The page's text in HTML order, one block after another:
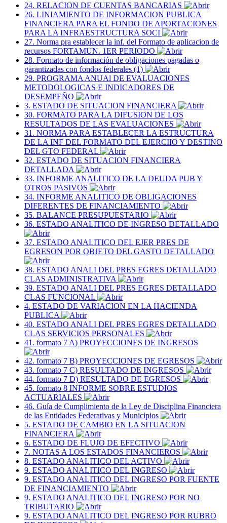
24. RELACION DE CUENTAS BANCARIAS
26. LINIAMIENTO DE INFORMACION PUBLICA
FINANCIERA PARA EL FONDO DE APORTACIONES
PARA LA INFRAESTRUCTURA SOCI
27. Norma pra establecer la inf. del Formato de aplicacion de
recursos FORTAMUN. 1ER PERIODO
28. Formato de información de obligaciones pagadas o
garantizadas con fondos federales (1)
29. PROGRAMA ANUAl DE EVALUACIONES
METODOLOGICAS E INDICADORES DE
DESEMPEÑO
3. ESTADO DE SITUACION FINANCIERA
30. FORMATO PARA LA DIFUSION DE LOS
RESULTADOS DE LAS EVALUACIONES
31. NORMA PARA ESTABLECER LA ESTRUCTURA
DE LA INF DEL FORMATO DEL EJERCIIO Y DESTINO
DEL GTO FEDERAL
32. ESTADO DE SITUACION FINANCIERA
DETALLADA
33. INFORME ANALITICO DE LA DEUDA PUB Y
OTROS PASIVOS
34. INFORME ANALITICO DE OBLIGACIONES
DIFERENTES DE FINANCIAMIENTO
35. BALANCE PRESUPUESTARIO
36. ESTADO ANALITICO DE INGRESO DETALLADO
37. ESTADO ANALITICO DEL EJER PRES DE
EGRESON POR OBJETO DEL GASTO DETALLADO
38. ESTADO ANALI DEL PRES EGRES DETALLADO
CLAS ADMINISTRATIVA
39. ESTADO ANALI DEL PRES EGRES DETALLADO
CLAS FUNCIONAL
4. ESTADO DE VARIACION EN LA HACIENDA
PUBLICA
40. ESTADO ANALI DEL PRES EGRES DETALLADO
CLAS SERVICIOS PERSONALES
41. formato 7 A) PROYECCIONES DE INGRESOS
42. formato 7 B) PROYECCIONES DE EGRESOS
43. formato 7 C) RESULTADO DE INGRESOS
44. formato 7 D) RESULTADO DE EGRESOS
45. formato 8 INFORME SOBRE ESTUDIOS
ACTUARIALES
46. Guía de Cumplimiento de la Ley de Disciplina Financiera
de las Entidades Federativas y Municipios
5. ESTADO DE CAMBIO EN LA SITUACION
FINANCIERA
6. ESTADO DE FLUJO DE EFECTIVO
7. NOTAS A LOS ESTADOS FINANCIEROS
8. ESTADO ANALITICO DEL ACTIVO
9. ESTADO ANALITICO DEL INGRESO
9. ESTADO ANALITICO DEL INGRESO POR FUENTE
DE FINANCIAMIENTO
9. ESTADO ANALITICO DEL INGRESO POR NO
TRIBUTARIO
9. ESTADO ANALITICO DEL INGRESO POR RUBRO